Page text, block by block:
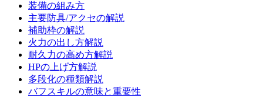
装備の組み方
主要防具/アクセの解説
補助枠の解説
火力の出し方解説
耐久力の高め方解説
HPの上げ方解説
多段化の種類解説
バフスキルの意味と重要性